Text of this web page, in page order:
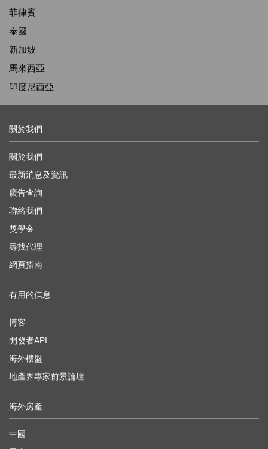
菲律賓
泰國
新加坡
馬來西亞
印度尼西亞
關於我們
關於我們
最新消息及資訊
廣告查詢
聯絡我們
獎學金
尋找代理
網頁指南
有用的信息
博客
開發者API
海外樓盤
地產界專家前景論壇
海外房產
中國